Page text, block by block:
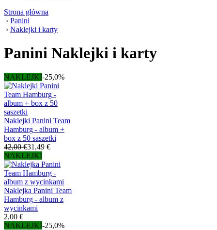
Strona główna
› Panini
› Naklejki i karty
Panini Naklejki i karty
NAKLEJKI-25,0%
Naklejki Panini Team
Hamburg - album +
box z 50 saszetki
42,00 €31,49 €
NAKLEJKI
Naklejka Panini Team
Hamburg - album z
wycinkami
2,00 €
NAKLEJKI-25,0%